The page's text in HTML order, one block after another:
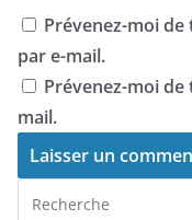
Prévenez-moi
par e-mail.
Prévenez-moi
mail.